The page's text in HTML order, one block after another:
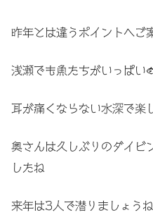
昨年とは違うポイントへご
浅瀬でも魚たちがいっぱい
耳が痛くならない水深で楽
奥さんは久しぶりのダイビ
したね
来年は3人で潜りましょう